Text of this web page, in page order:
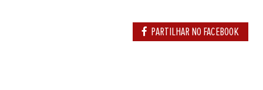
PARTILHAR NO FACEBOOK